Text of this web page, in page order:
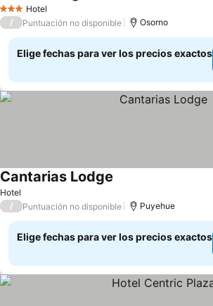
3 Estrellas
Hotel
/ Puntuación no disponible Osorno
Elige fechas para ver los precios exactos
Hotel
Cantarias Lodge
/ Puntuación no disponible Puyehue
Elige fechas para ver los precios exactos